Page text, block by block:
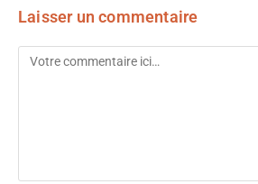
Laisser un commentaire